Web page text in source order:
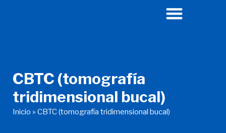
CBTC (tomografía
tridimensional bucal)
Inicio » CBTC (tomografía tridimensional bucal)